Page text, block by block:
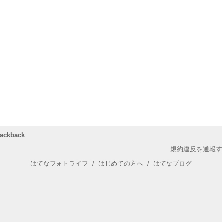
規約違反を通報
はてなフォトライフ / はじめての方へ / はてなブログ